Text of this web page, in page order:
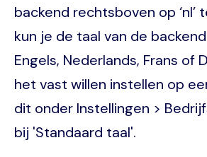
backend rechtsboven op ‘nl’
kun je de taal van de
Engels, Nederlands, Frans of
het vast willen instellen op
dit onder Instellingen >
bij 'Standaard taal'.